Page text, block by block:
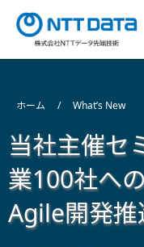
ホーム What’s New
当社主催セ
業100社へ
Agile開発